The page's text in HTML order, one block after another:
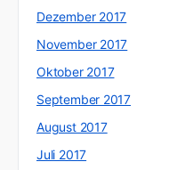
Dezember 2017
November 2017
Oktober 2017
September 2017
August 2017
Juli 2017